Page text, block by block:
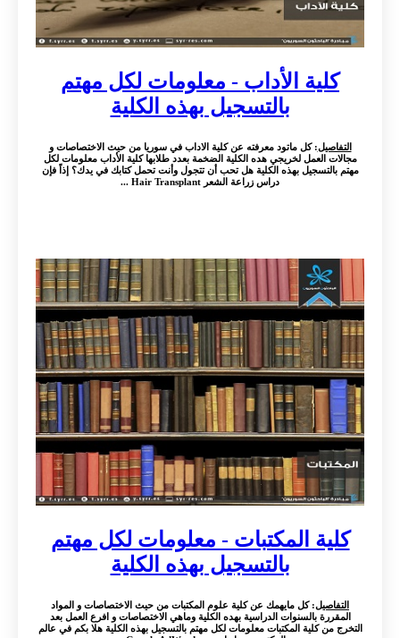
كلية الأداب - معلومات لكل مهتم
بالتسجيل بهذه الكلية
التفاصيل: كل ماتود معرفته عن كلية الاداب في سوريا من حيث الاختصاصات و
مجالات العمل لخريجي هده الكلية الضخمة بعدد طلابها كلية الأداب معلومات لكل
مهتم بالتسجيل بهذه الكلية هل تحب أن تتجول وأنت تحمل كتابك في يدك؟ إذاً فإن
دراس زراعة الشعر Hair Transplant ...
كلية المكتبات - معلومات لكل مهتم
بالتسجيل بهذه الكلية
التفاصيل: كل مايهمك عن كلية علوم المكتبات من حيث الاختصاصات و المواد
المقررة بالسنوات الدراسية بهده الكلية وماهي الاختصاصات و افرع العمل بعد
التخرج من كلية المكتبات معلومات لكل مهتم بالتسجيل بهذه الكلية هلا بكم في عالم